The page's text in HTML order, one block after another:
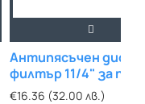
Антипясъчен
филтър 11/4" за
напоителни
€16.36 (32.00 лв.)